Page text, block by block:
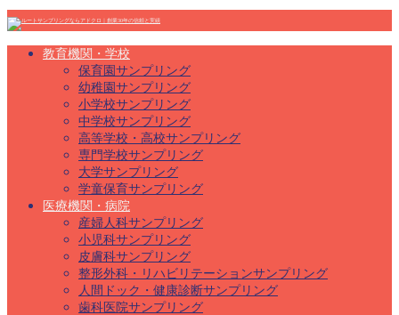
教育機関・学校
保育園サンプリング
幼稚園サンプリング
小学校サンプリング
中学校サンプリング
高等学校・高校サンプリング
専門学校サンプリング
大学サンプリング
学童保育サンプリング
医療機関・病院
産婦人科サンプリング
小児科サンプリング
皮膚科サンプリング
整形外科・リハビリテーションサンプリング
人間ドック・健康診断サンプリング
歯科医院サンプリング